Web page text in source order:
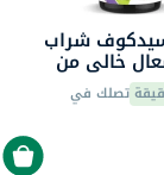
شراب
خالي من
100 مل
تصلك في